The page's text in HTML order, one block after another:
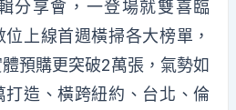
分享會，一登場就雙喜臨
上線首週橫掃各大榜單，
預購更突破2萬張，氣勢如
打造、橫跨紐約、台北、倫